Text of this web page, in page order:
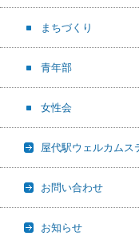
まちづくり
青年部
女性会
屋代駅ウェルカムス
お問い合わせ
お知らせ